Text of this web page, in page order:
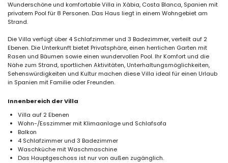
Wunderschöne und komfortable Villa in Xàbia, Costa Blanca, Spanien mit
privatem Pool für 8 Personen. Das Haus liegt in einem Wohngebiet am
Strand.
Die Villa verfügt über 4 Schlafzimmer und 3 Badezimmer, verteilt auf 2
Ebenen. Die Unterkunft bietet Privatsphäre, einen herrlichen Garten mit
Rasen und Bäumen sowie einen wundervollen Pool. Ihr Komfort und die
Nähe zum Strand, sportlichen Aktivitäten, Unterhaltungsmöglichkeiten,
Sehenswürdigkeiten und Kultur machen diese Villa ideal für einen Urlaub
in Spanien mit Familie oder Freunden.
Innenbereich der Villa
Villa auf 2 Ebenen
Wohn-/Esszimmer mit Klimaanlage und Schlafsofa
Balkon
4 Schlafzimmer und 3 Badezimmer
Waschküche mit Waschmaschine
Das Hauptgeschoss ist nur von außen zugänglich.